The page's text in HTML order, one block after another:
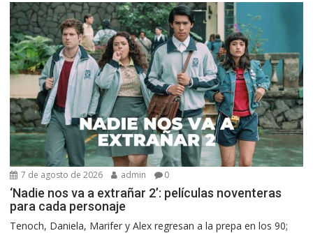
7 de agosto de 2026 admin 0
‘Nadie nos va a extrañar 2’: películas noventeras
para cada personaje
Tenoch, Daniela, Marifer y Alex regresan a la prepa en los 90;